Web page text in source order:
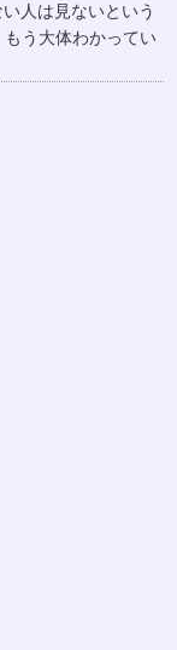
人は見ないという
う大体わかってい